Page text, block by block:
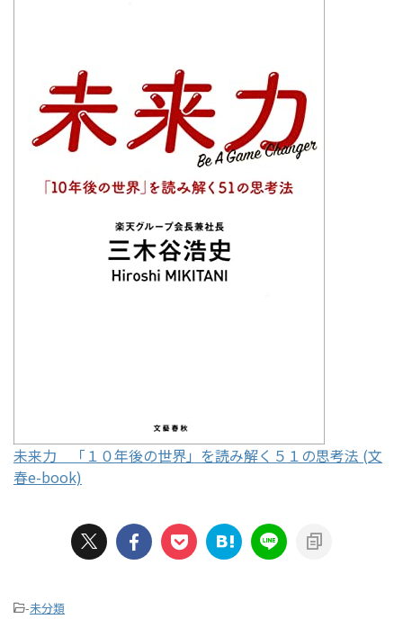
未来力 「１０年後の世界」を読み解く５１の思考法 (文
春e-book)
-未分類